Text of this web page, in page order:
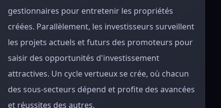
gestionnaires pour entretenir les propriétés
créées. Parallèlement, les investisseurs surveillent
les projets actuels et futurs des promoteurs pour
saisir des opportunités d'investissement
attractives. Un cycle vertueux se crée, où chacun
des sous-secteurs dépend et profite des avancées
et réussites des autres.